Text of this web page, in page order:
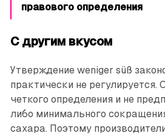
правового определения
С другим вкусом
Утверждение weniger süß
практически не регулируется.
четкого определения и не
либо минимального
сахара. Поэтому